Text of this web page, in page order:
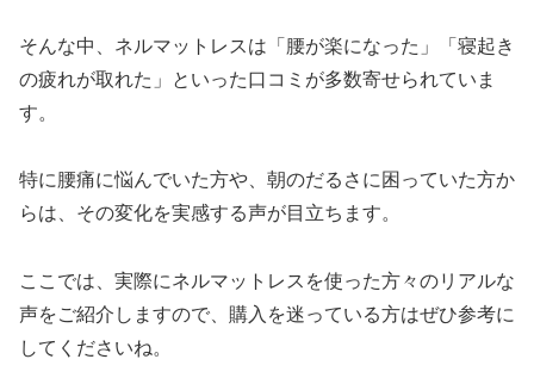
そんな中、ネルマットレスは「腰が楽になった」「寝起き
の疲れが取れた」といった口コミが多数寄せられていま
す。
特に腰痛に悩んでいた方や、朝のだるさに困っていた方か
らは、その変化を実感する声が目立ちます。
ここでは、実際にネルマットレスを使った方々のリアルな
声をご紹介しますので、購入を迷っている方はぜひ参考に
してくださいね。